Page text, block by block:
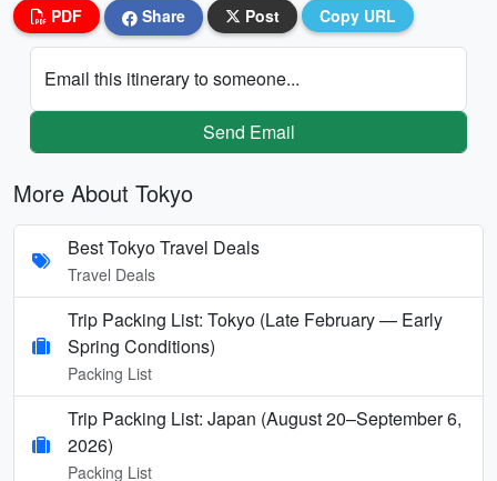
PDF Share Post Copy URL
Email this itinerary to someone...
Send Email
More About Tokyo
Best Tokyo Travel Deals
Travel Deals
Trip Packing List: Tokyo (Late February — Early
Spring Conditions)
Packing List
Trip Packing List: Japan (August 20–September 6,
2026)
Packing List